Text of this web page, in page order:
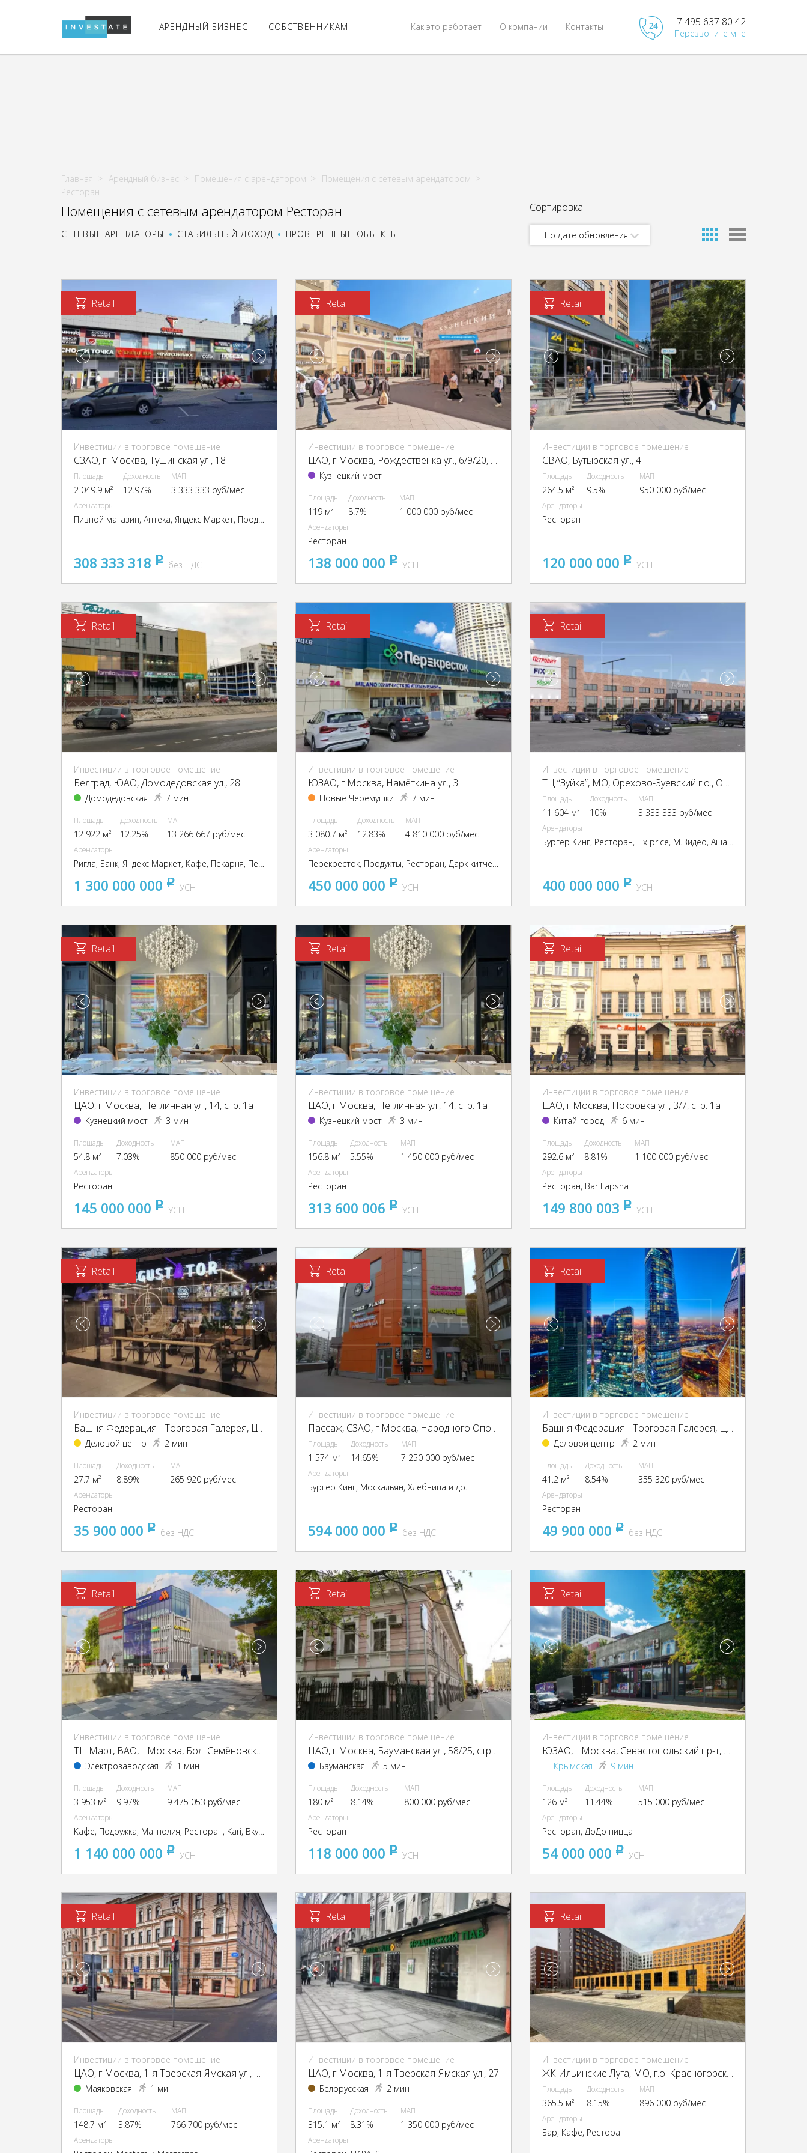
АРЕНДНЫЙ БИЗНЕС СОБСТВЕННИКАМ Контакты
О компании
Как это работает +7 495 637 80 42
Перезвоните мне
Главная Арендный бизнес Помещения с арендатором
Помещения с сетевым арендатором
Ресторан
Помещения с сетевым арендатором Ресторан
СЕТЕВЫЕ АРЕНДАТОРЫ СТАБИЛЬНЫЙ ДОХОД ПРОВЕРЕННЫЕ ОБЪЕКТЫ
Сортировка
По дате обновления
Retail
Инвестиции в торговое помещение
CЗАО, г. Москва, Тушинская ул., 18
Площадь
2 049.9 м²
Доходность
12.97%
МАП
3 333 333 руб/мес
Арендаторы
Пивной магазин, Аптека, Яндекс Маркет, Продукты, Пункт выдачи OZON, Ресторан
308 333 318 pуббез НДС
Retail
Инвестиции в торговое помещение
ЦАО, г Москва, Рождественка ул., 6/9/20, стр. 1
Кузнецкий мост
Площадь
119 м²
Доходность
8.7%
МАП
1 000 000 руб/мес
Арендаторы
Ресторан
138 000 000 pуб
УСН
Retail
Инвестиции в торговое помещение
CВАО, Бутырская ул., 4
Площадь
264.5 м²
Доходность
9.5%
МАП
950 000 руб/мес
Арендаторы
Ресторан
120 000 000 pуб
УСН
Retail
Инвестиции в торговое помещение
Белград, ЮАО, Домодедовская ул., 28
Домодедовская 7 мин
Площадь
12 922 м²
Доходность
12.25%
МАП
13 266 667 руб/мес
Арендаторы
Ригла, Банк, Яндекс Маркет, Кафе, Пекарня, Перекресток, Ресторан, Салон красоты, Fix price, Фитнес клуб, Четыре лапы, Триал спорт, Фамилия
1 300 000 000 pуб
УСН
Retail
Инвестиции в торговое помещение
ЮЗАО, г Москва, Намёткина ул., 3
Новые Черемушки 7 мин
Площадь
3 080.7 м²
Доходность
12.83%
МАП
4 810 000 руб/мес
Арендаторы
Перекресток, Продукты, Ресторан, Дарк китчен The Бык, Альмагест
450 000 000 pуб
УСН
Retail
Инвестиции в торговое помещение
ТЦ “Зуйка”, МО, Орехово-Зуевский г.о., Орехово-Зуево, Стачки 1885 года ул., 6А
Площадь
11 604 м²
Доходность
10%
МАП
3 333 333 руб/мес
Арендаторы
Бургер Кинг, Ресторан, Fix price, М.Видео, Ашан, Бристоль, СтройГрад
400 000 000 pуб
УСН
Retail
Инвестиции в торговое помещение
ЦАО, г Москва, Неглинная ул., 14, стр. 1а
Кузнецкий мост 3 мин
Площадь
54.8 м²
Доходность
7.03%
МАП
850 000 руб/мес
Арендаторы
Ресторан
145 000 000 pуб
УСН
Retail
Инвестиции в торговое помещение
ЦАО, г Москва, Неглинная ул., 14, стр. 1а
Кузнецкий мост 3 мин
Площадь
156.8 м²
Доходность
5.55%
МАП
1 450 000 руб/мес
Арендаторы
Ресторан
313 600 006 pуб
УСН
Retail
Инвестиции в торговое помещение
ЦАО, г Москва, Покровка ул., 3/7, стр. 1а
Китай-город 6 мин
Площадь
292.6 м²
Доходность
8.81%
МАП
1 100 000 руб/мес
Арендаторы
Ресторан, Bar Lapsha
149 800 003 pуб
УСН
Retail
Инвестиции в торговое помещение
Башня Федерация - Торговая Галерея, ЦАО, г Москва, Пресненская наб, д 12
Деловой центр 2 мин
Площадь
27.7 м²
Доходность
8.89%
МАП
265 920 руб/мес
Арендаторы
Ресторан
35 900 000 pуббез НДС
Retail
Инвестиции в торговое помещение
Пассаж, CЗАО, г Москва, Народного Ополчения ул., 47, кор. 1 стр 1
Площадь
1 574 м²
Доходность
14.65%
МАП
7 250 000 руб/мес
Арендаторы
Бургер Кинг, Москальян, Хлебница и др.
594 000 000 pуббез НДС
Retail
Инвестиции в торговое помещение
Башня Федерация - Торговая Галерея, ЦАО, г Москва, Пресненская наб, д 12
Деловой центр 2 мин
Площадь
41.2 м²
Доходность
8.54%
МАП
355 320 руб/мес
Арендаторы
Ресторан
49 900 000 pуббез НДС
Retail
Инвестиции в торговое помещение
ТЦ Март, ВАО, г Москва, Бол. Семёновская ул., 17А
Электрозаводская 1 мин
Площадь
3 953 м²
Доходность
9.97%
МАП
9 475 053 руб/мес
Арендаторы
Кафе, Подружка, Магнолия, Ресторан, Kari, Вкусно и точка, Столото,
1 140 000 000 pуб
УСН
Retail
Инвестиции в торговое помещение
ЦАО, г Москва, Бауманская ул., 58/25, стр. 1
Бауманская 5 мин
Площадь
180 м²
Доходность
8.14%
МАП
800 000 руб/мес
Арендаторы
Ресторан
118 000 000 pуб
УСН
Retail
Инвестиции в торговое помещение
ЮЗАО, г Москва, Севастопольский пр-т, 18А
Крымская 9 мин
Площадь
126 м²
Доходность
11.44%
МАП
515 000 руб/мес
Арендаторы
Ресторан, ДоДо пицца
54 000 000 pуб
УСН
Retail
Инвестиции в торговое помещение
ЦАО, г Москва, 1-я Тверская-Ямская ул., 2, стр. 1
Маяковская 1 мин
Площадь
148.7 м²
Доходность
3.87%
МАП
766 700 руб/мес
Арендаторы
Retail
Инвестиции в торговое помещение
ЦАО, г Москва, 1-я Тверская-Ямская ул., 27
Белорусская 2 мин
Площадь
315.1 м²
Доходность
8.31%
МАП
1 350 000 руб/мес
Арендаторы
Retail
Инвестиции в торговое помещение
ЖК Ильинские Луга, МО, г.о. Красногорск., пос. Ильинское-Усово, Заповедная ул., 13
Площадь
365.5 м²
Доходность
8.15%
МАП
896 000 руб/мес
Арендаторы
Бар, Кафе, Ресторан